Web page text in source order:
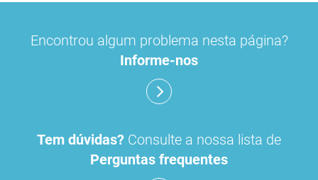
Encontrou algum problema nesta página?
Informe-nos
Tem dúvidas? Consulte a nossa lista de
Perguntas frequentes